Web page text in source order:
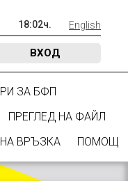
18:02ч. English
ВХОД
ЗА БФП
ПРЕГЛЕД НА ФАЙЛ
ВРЪЗКА ПОМОЩ